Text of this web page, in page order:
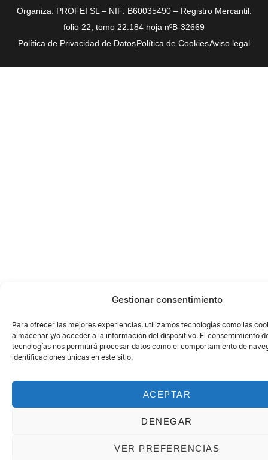
Gestionar consentimiento
Para ofrecer las mejores experiencias, utilizamos tecnologías como las
almacenar y/o acceder a la información del dispositivo. El consentimiento
tecnologías nos permitirá procesar datos como el comportamiento de
identificaciones únicas en este sitio.
ACEPTAR
DENEGAR
VER PREFERENCIAS
Organiza: PROFEI SL – NIF: B60035490 – Registro Mercantil:
folio 22, tomo 22.184 hoja nºB-32669
Política de Privacidad de DatosPolítica de CookiesAviso legal